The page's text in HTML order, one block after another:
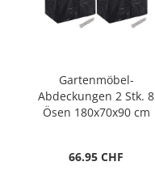
Gartenmöbel-
Abdeckungen 2 Stk. 8
Ösen 180x70x90 cm
66.95 CHF